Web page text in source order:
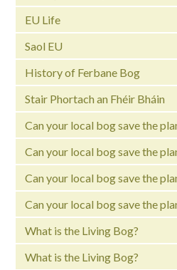
EU Life
Saol EU
History of Ferbane Bog
Stair Phortach an Fhéir Bháin
Can your local bog save the
Can your local bog save the
Can your local bog save the
Can your local bog save the
What is the Living Bog?
What is the Living Bog?